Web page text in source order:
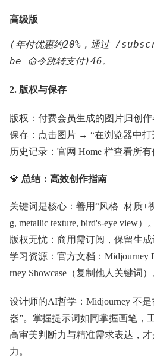
高级版
(年付优惠约20%，通过 /
be 命令跳转支付)46。
2. 版权与保存
版权：付费会员生成的图片归创作
保存：点击图片 → “在浏览器中打
历史记录：官网 Home 栏查看所有
💎 总结：高效创作指南
关键词是核心：善用“风格+材质+
g, metallic texture, bird's-eye view）。
版权无忧：商用需订阅，保留生成
学习资源：官方文档：Midjourney
rney Showcase（复制他人关键词）
设计师的AI哲学：Midjourney 不
器”。掌握提示词如同掌握画笔
高审美判断力与精准需求表达，
力。